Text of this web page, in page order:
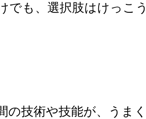
でも、選択肢はけっこ
の技術や技能が、うま